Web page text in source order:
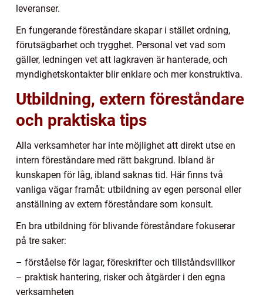
leveranser.
En fungerande föreståndare skapar i stället ordning,
förutsägbarhet och trygghet. Personal vet vad som
gäller, ledningen vet att lagkraven är hanterade, och
myndighetskontakter blir enklare och mer konstruktiva.
Utbildning, extern föreståndare
och praktiska tips
Alla verksamheter har inte möjlighet att direkt utse en
intern föreståndare med rätt bakgrund. Ibland är
kunskapen för låg, ibland saknas tid. Här finns två
vanliga vägar framåt: utbildning av egen personal eller
anställning av extern föreståndare som konsult.
En bra utbildning för blivande föreståndare fokuserar
på tre saker:
– förståelse för lagar, föreskrifter och tillståndsvillkor
– praktisk hantering, risker och åtgärder i den egna
verksamheten